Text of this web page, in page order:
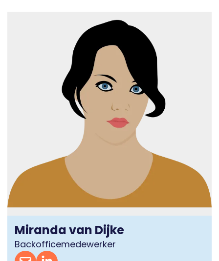
Miranda van Dijke
Backofficemedewerker